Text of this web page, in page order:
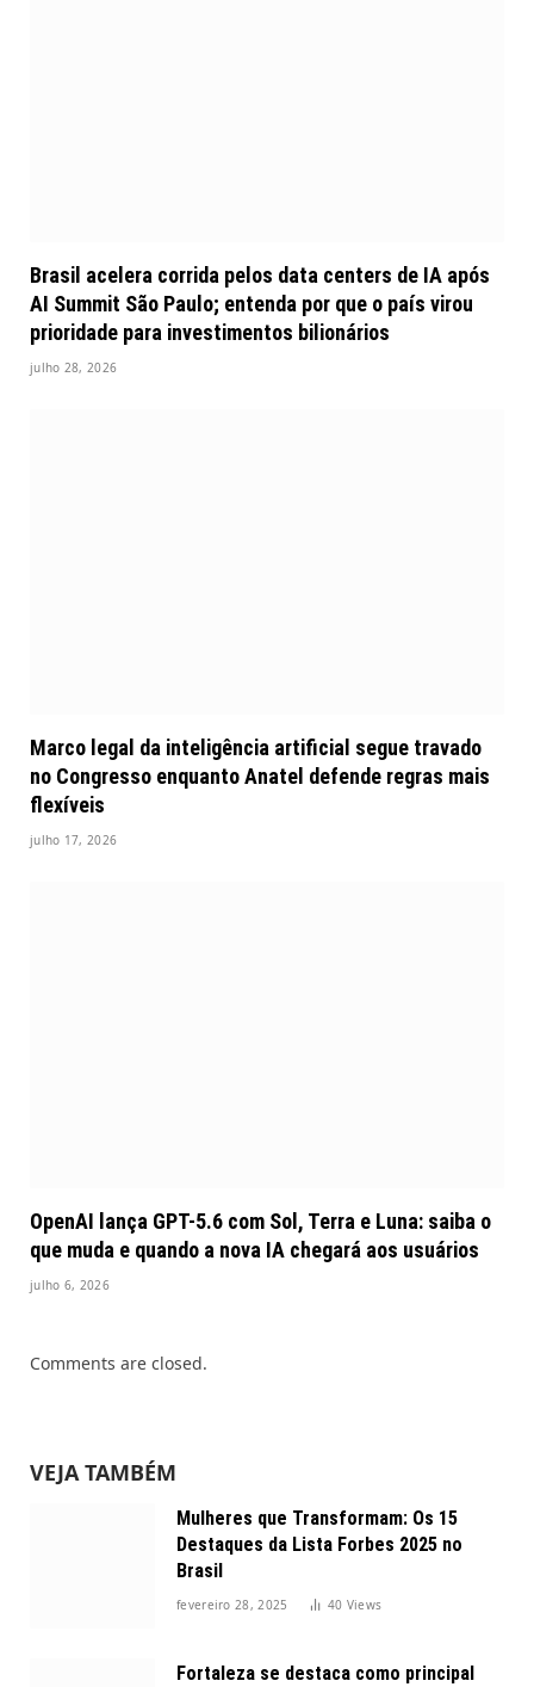
Brasil acelera corrida pelos data centers de IA após
AI Summit São Paulo; entenda por que o país virou
prioridade para investimentos bilionários
julho 28, 2026
Marco legal da inteligência artificial segue travado
no Congresso enquanto Anatel defende regras mais
flexíveis
julho 17, 2026
OpenAI lança GPT-5.6 com Sol, Terra e Luna: saiba o
que muda e quando a nova IA chegará aos usuários
julho 6, 2026
Comments are closed.
VEJA TAMBÉM
Mulheres que Transformam: Os 15
Destaques da Lista Forbes 2025 no
Brasil
fevereiro 28, 2025 40 Views
Fortaleza se destaca como principal